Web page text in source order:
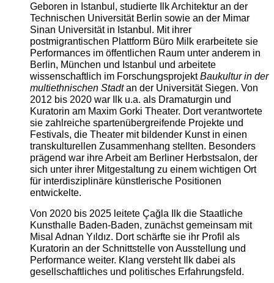
Geboren in Istanbul, studierte Ilk Architektur an der
Technischen Universität Berlin sowie an der Mimar
Sinan Universität in Istanbul. Mit ihrer
postmigrantischen Plattform Büro Milk erarbeitete sie
Performances im öffentlichen Raum unter anderem in
Berlin, München und Istanbul und arbeitete
wissenschaftlich im ForschungsprojektBaukultur in der
multiethnischen Stadtan der Universität Siegen. Von
2012 bis 2020 war Ilk u.a. als Dramaturgin und
Kuratorin am Maxim Gorki Theater. Dort verantwortete
sie zahlreiche spartenübergreifende Projekte und
Festivals, die Theater mit bildender Kunst in einen
transkulturellen Zusammenhang stellten. Besonders
prägend war ihre Arbeit am Berliner Herbstsalon, der
sich unter ihrer Mitgestaltung zu einem wichtigen Ort
für interdisziplinäre künstlerische Positionen
entwickelte.
Von 2020 bis 2025 leitete Çağla Ilk die Staatliche
Kunsthalle Baden-Baden, zunächst gemeinsam mit
Misal Adnan Yıldız. Dort schärfte sie ihr Profil als
Kuratorin an der Schnittstelle von Ausstellung und
Performance weiter. Klang versteht Ilk dabei als
gesellschaftliches und politisches Erfahrungsfeld.